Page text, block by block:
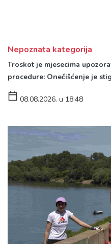
Nepoznata kategorija
Troskot je mjesecima
procedure: Onečišćenje je
08.08.2026. u 18:48